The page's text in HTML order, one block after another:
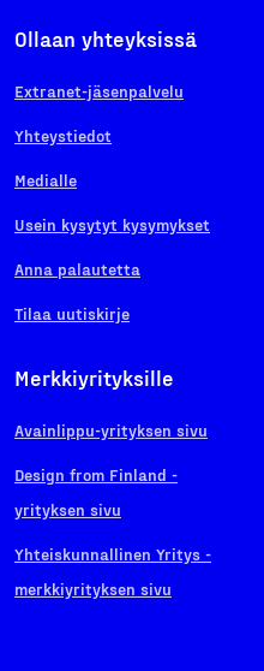
Ollaan yhteyksissä
Extranet-jäsenpalvelu
Yhteystiedot
Medialle
Usein kysytyt kysymykset
Anna palautetta
Tilaa uutiskirje
Merkkiyrityksille
Avainlippu-yrityksen sivu
Design from Finland -
yrityksen sivu
Yhteiskunnallinen Yritys -
merkkiyrityksen sivu